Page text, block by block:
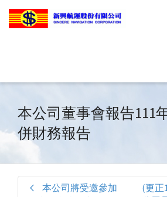
本公司董事會報告111
併財務報告
本公司將受邀參加
(更正